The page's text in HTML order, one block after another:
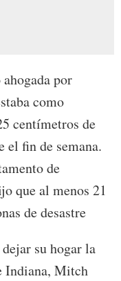
por
como
centímetros de
el fin de semana.
de
que al menos 21
de desastre
su hogar la
Indiana, Mitch